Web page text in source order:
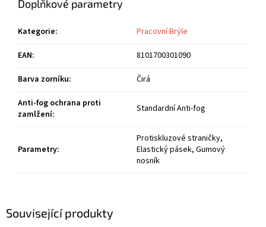
Související produkty
Doplňkové parametry
Kategorie:
Pracovní Brýle
EAN:
8101700301090
Barva zorníku:
Čirá
Anti-fog ochrana proti
zamlžení: Standardní Anti-fog
Parametry:
Protiskluzové straničky,
Elastický pásek, Gumový
nosník